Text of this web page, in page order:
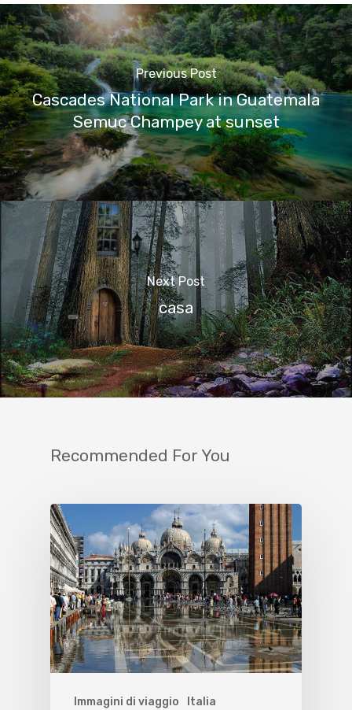
Previous Post
Cascades National Park in Guatemala
Semuc Champey at sunset
Next Post
casa
Recommended For You
Immagini di viaggio Italia